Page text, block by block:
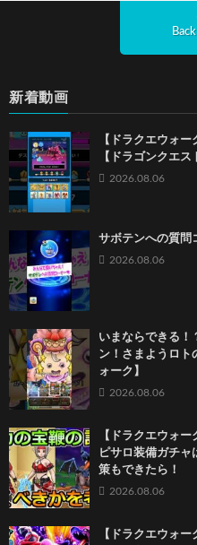
新着動画
【ドラクエウォ
【ドラゴンクエス
2026.08.06
サボテンへの質問
2026.08.06
いまならできる！
ン！さまようロト
ォーク】
2026.08.06
【ドラクエウォ
ピサロ装備ガチャ
策もできたら！
2026.08.06
【ドラクエウォ